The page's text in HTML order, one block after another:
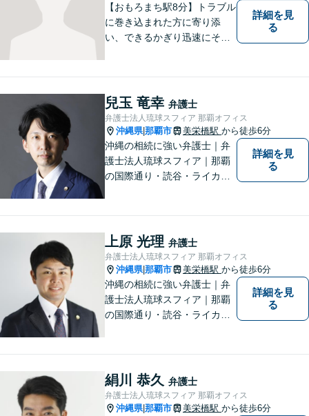
【おもろまち駅8分】トラブル
に巻き込まれた方に寄り添
い、できるかぎり迅速にそし
婚、借金、相続、交通事故
等、生活上のトラブルがござ
いましたら、お気軽にご相談
下さい。
詳細を見
る
兒玉 竜幸 弁護士
弁護士法人琉球スフィア 那覇オフィス
沖縄県|那覇市 美栄橋駅 から徒歩6分
沖縄の相続に強い弁護士｜弁
護士法人琉球スフィア｜那覇
の国際通り・読谷・ライカム
に対応し、あなたの立場に立
ったベストな紛争解決を導く
ことを常に大切にしていま
す。
詳細を見
る
上原 光理 弁護士
弁護士法人琉球スフィア 那覇オフィス
沖縄県|那覇市 美栄橋駅 から徒歩6分
沖縄の相続に強い弁護士｜弁
護士法人琉球スフィア｜那覇
の国際通り・読谷・ライカム
す。お気軽にご連絡くださ
い！
詳細を見
る
絹川 恭久 弁護士
弁護士法人琉球スフィア 那覇オフィス
沖縄県|那覇市 美栄橋駅 から徒歩6分